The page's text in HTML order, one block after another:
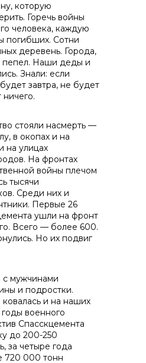
закупок
50
которую
Горечь войны
человека, каждую
погибших. Сотни
деревень. Города,
пепел. Наши деды и
Знали: если
завтра, не будет
стояли насмерть —
в окопах и на
на улицах
На фронтах
войны плечом
тысячи
Среди них и
Первые 26
ушли на фронт
Всего — более 600.
Но их подвиг
с мужчинами
и подростки.
и на наших
военного
Спасскцемента
до 200-250
за четыре года
720 000 тонн